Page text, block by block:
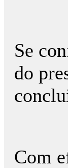
Se
do
Com